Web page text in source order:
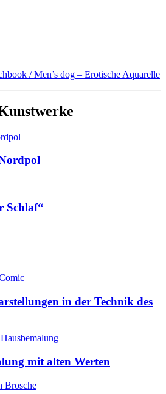
/ Men’s dog – Erotische Aquarelle
Schlaf“
in der Technik des
mit alten Werten